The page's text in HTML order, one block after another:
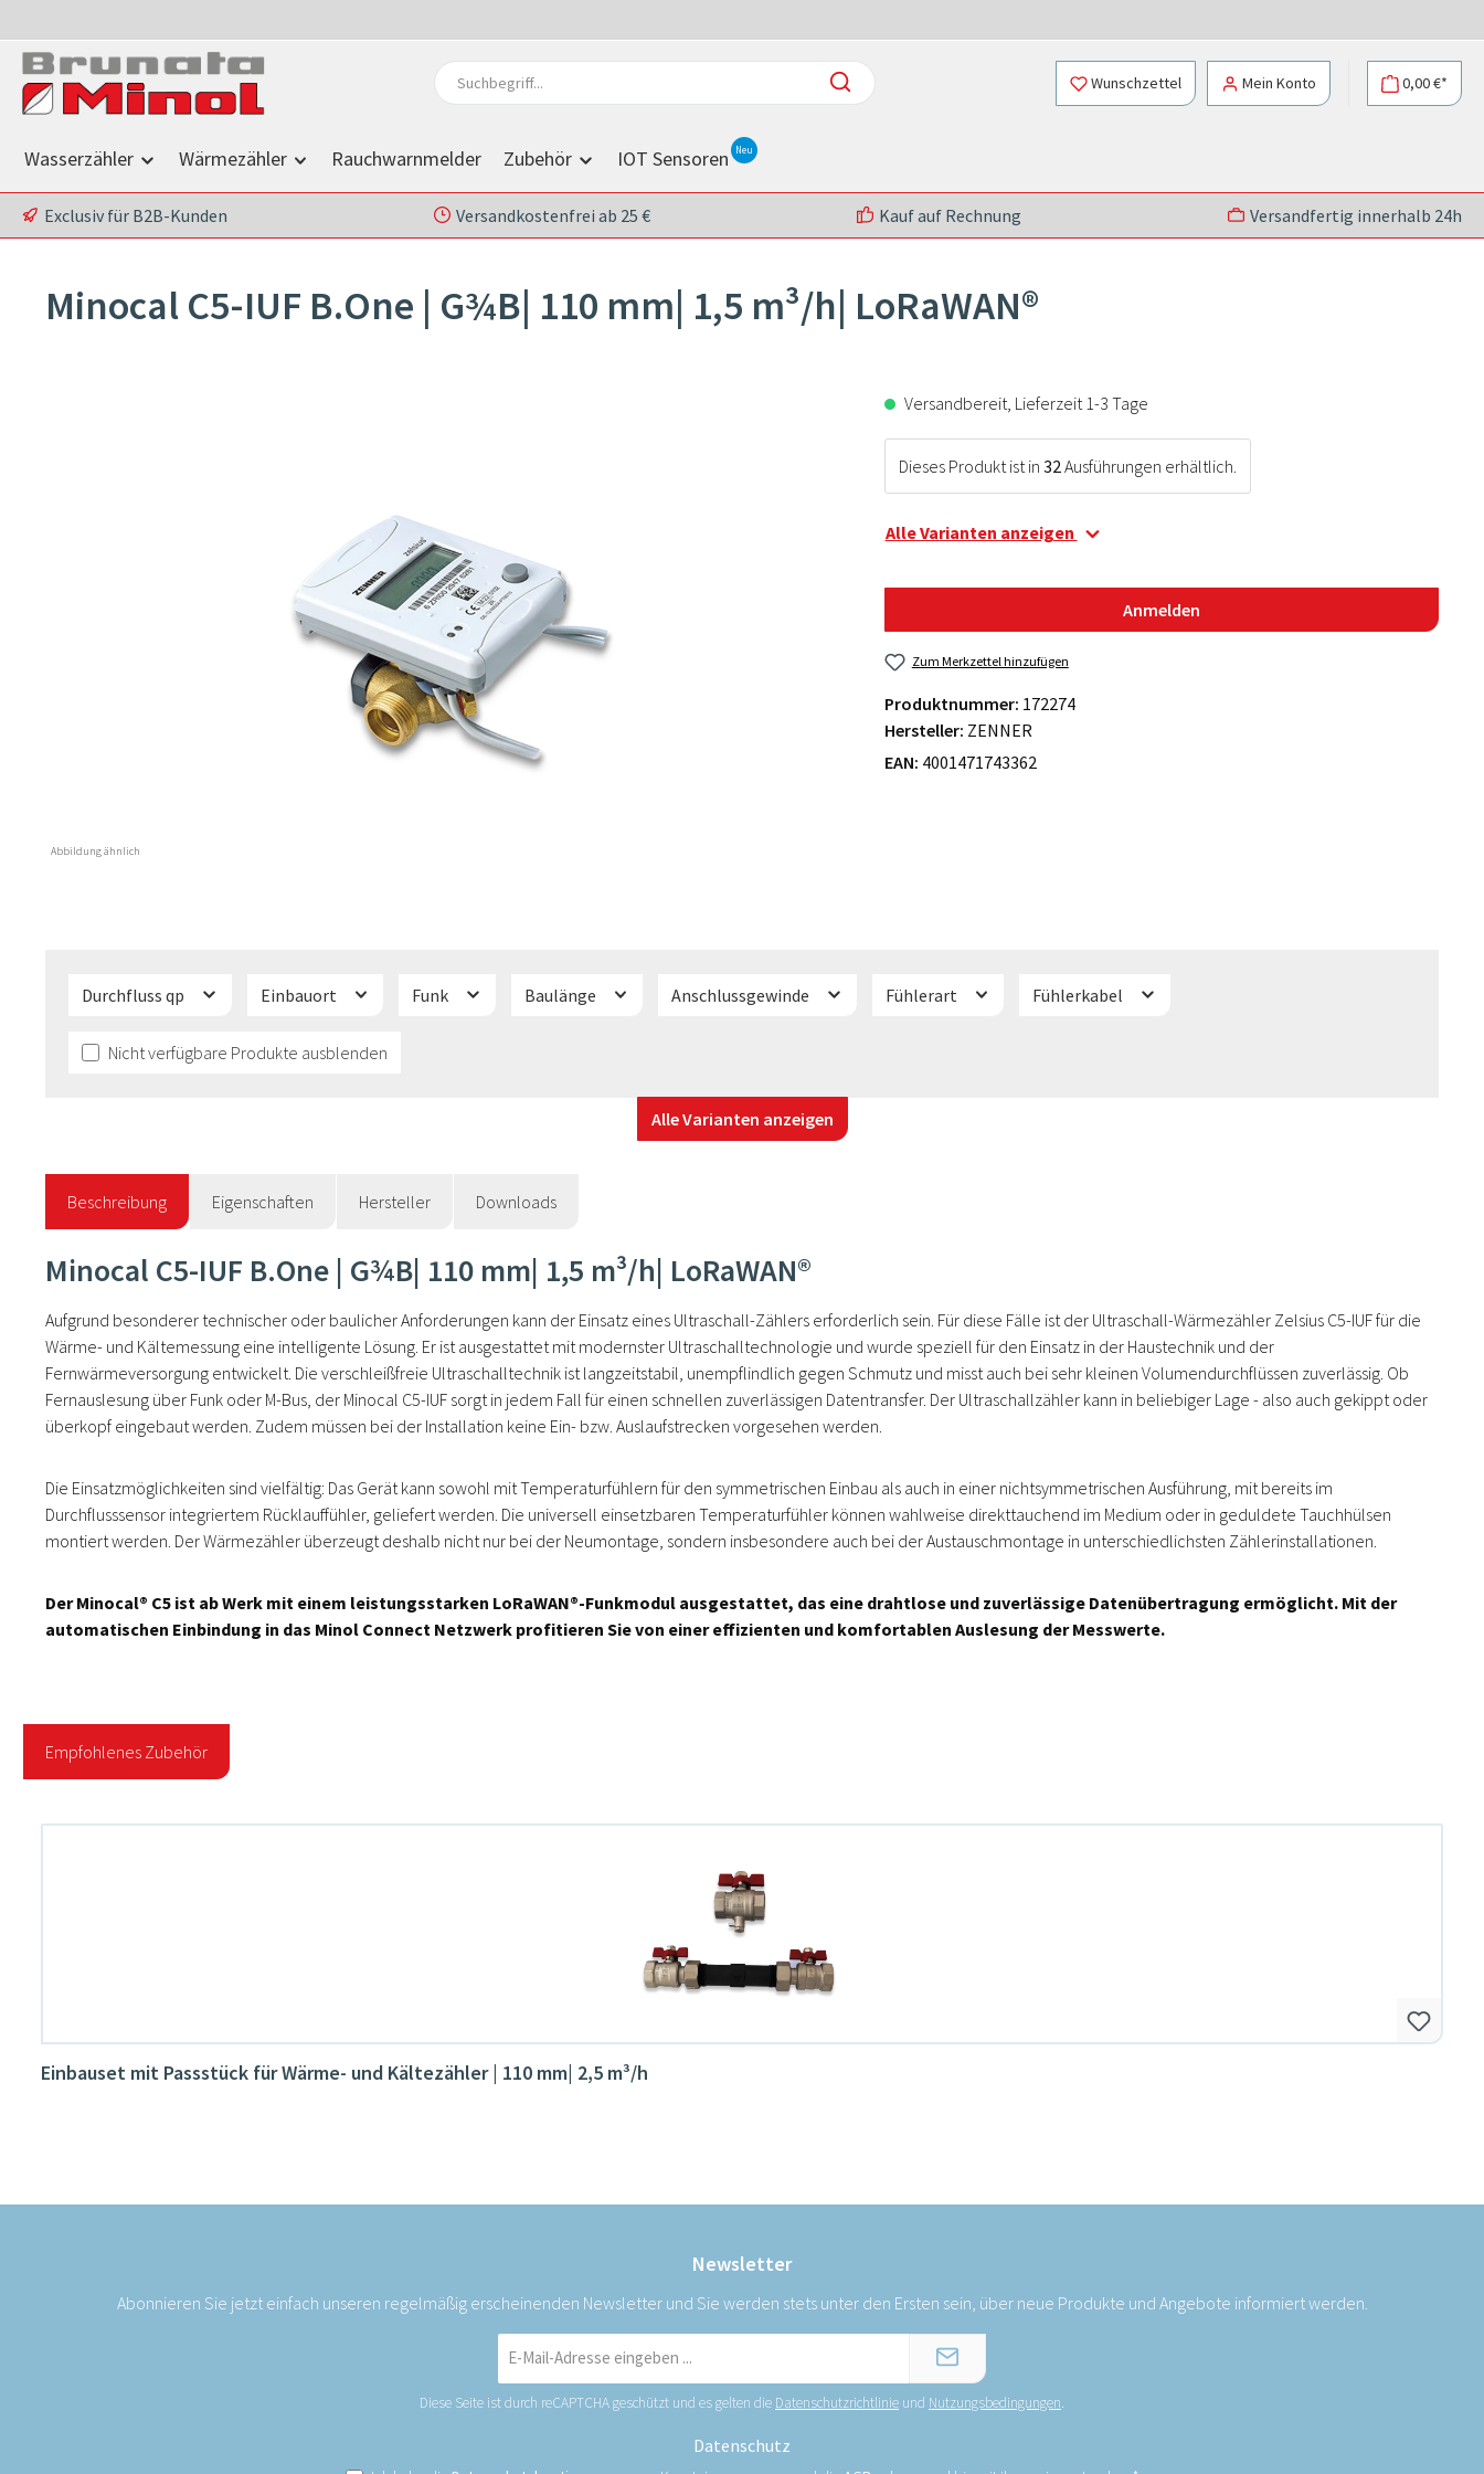
Wunschzettel Mein Konto 0,00 €*
Wasserzähler Wärmezähler Rauchwarnmelder Zubehör IOT Sensoren
Exclusiv für B2B-Kunden Versandkostenfrei ab 25 € Kauf auf Rechnung Versandfertig innerhalb 24h
Minocal C5-IUF B.One | G¾B| 110 mm| 1,5 m³/h| LoRaWAN®
Abbildung ähnlich
Versandbereit, Lieferzeit 1-3 Tage
Dieses Produkt ist in 32 Ausführungen erhältlich.
Alle Varianten anzeigen
Anmelden
Zum Merkzettel hinzufügen
Produktnummer: 172274
Hersteller: ZENNER
EAN: 4001471743362
Durchfluss qp Einbauort Funk Baulänge Anschlussgewinde Fühlerart Fühlerkabel
Nicht verfügbare Produkte ausblenden
Alle Varianten anzeigen
Beschreibung Eigenschaften Hersteller Downloads
Minocal C5-IUF B.One | G¾B| 110 mm| 1,5 m³/h| LoRaWAN®
Aufgrund besonderer technischer oder baulicher Anforderungen kann der Einsatz eines Ultraschall-Zählers erforderlich sein. Für diese Fälle ist der Ultraschall-Wärmezähler Zelsius C5-IUF für die
Wärme- und Kältemessung eine intelligente Lösung. Er ist ausgestattet mit modernster Ultraschalltechnologie und wurde speziell für den Einsatz in der Haustechnik und der
Fernwärmeversorgung entwickelt. Die verschleißfreie Ultraschalltechnik ist langzeitstabil, unempflindlich gegen Schmutz und misst auch bei sehr kleinen Volumendurchflüssen zuverlässig. Ob
Fernauslesung über Funk oder M-Bus, der Minocal C5-IUF sorgt in jedem Fall für einen schnellen zuverlässigen Datentransfer. Der Ultraschallzähler kann in beliebiger Lage - also auch gekippt oder
überkopf eingebaut werden. Zudem müssen bei der Installation keine Ein- bzw. Auslaufstrecken vorgesehen werden.
Die Einsatzmöglichkeiten sind vielfältig: Das Gerät kann sowohl mit Temperaturfühlern für den symmetrischen Einbau als auch in einer nichtsymmetrischen Ausführung, mit bereits im
Durchflusssensor integriertem Rücklauffühler, geliefert werden. Die universell einsetzbaren Temperaturfühler können wahlweise direkttauchend im Medium oder in geduldete Tauchhülsen
montiert werden. Der Wärmezähler überzeugt deshalb nicht nur bei der Neumontage, sondern insbesondere auch bei der Austauschmontage in unterschiedlichsten Zählerinstallationen.
Der Minocal® C5 ist ab Werk mit einem leistungsstarken LoRaWAN®-Funkmodul ausgestattet, das eine drahtlose und zuverlässige Datenübertragung ermöglicht. Mit der
automatischen Einbindung in das Minol Connect Netzwerk profitieren Sie von einer effizienten und komfortablen Auslesung der Messwerte.
Empfohlenes Zubehör
Einbauset mit Passstück für Wärme- und Kältezähler | 110 mm| 2,5 m³/h
Newsletter
Abonnieren Sie jetzt einfach unseren regelmäßig erscheinenden Newsletter und Sie werden stets unter den Ersten sein, über neue Produkte und Angebote informiert werden.
Mail-
*
Diese Seite ist durch reCAPTCHA geschützt und es gelten die Datenschutzrichtlinie und Nutzungsbedingungen.
Datenschutz